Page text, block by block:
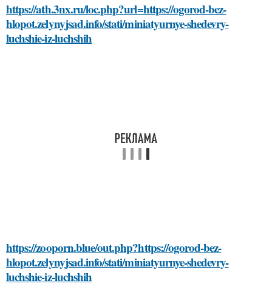
https://ath.3nx.ru/loc.php?url=https://ogorod-bez-
hlopot.zelynyjsad.info/stati/miniatyurnye-shedevry-
luchshie-iz-luchshih
https://zooporn.blue/out.php?https://ogorod-bez-
hlopot.zelynyjsad.info/stati/miniatyurnye-shedevry-
luchshie-iz-luchshih